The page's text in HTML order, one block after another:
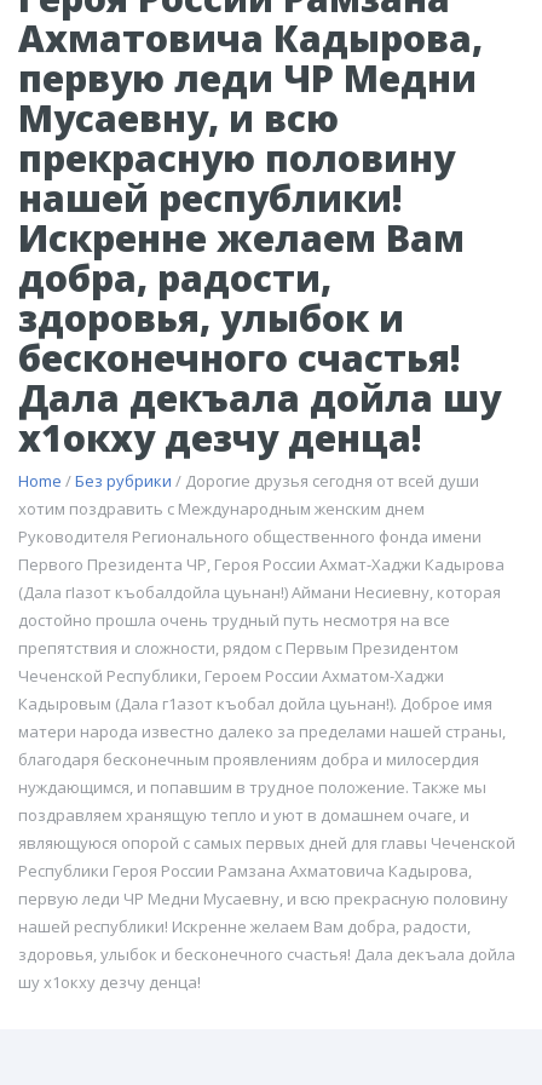
Ахматовича Кадырова,
первую леди ЧР Медни
Мусаевну, и всю
прекрасную половину
нашей республики!
Искренне желаем Вам
добра, радости,
здоровья, улыбок и
бесконечного счастья!
Дала декъала дойла шу
х1окху дезчу денца!
Home /Без рубрики / Дорогие друзья сегодня от всей души
хотим поздравить с Международным женским днем
Руководителя Регионального общественного фонда имени
Первого Президента ЧР, Героя России Ахмат-Хаджи Кадырова
(Дала гIазот къобалдойла цуьнан!) Аймани Несиевну, которая
достойно прошла очень трудный путь несмотря на все
препятствия и сложности, рядом с Первым Президентом
Чеченской Республики, Героем России Ахматом-Хаджи
Кадыровым (Дала г1азот къобал дойла цуьнан!). Доброе имя
матери народа известно далеко за пределами нашей страны,
благодаря бесконечным проявлениям добра и милосердия
нуждающимся, и попавшим в трудное положение. Также мы
поздравляем хранящую тепло и уют в домашнем очаге, и
являющуюся опорой с самых первых дней для главы Чеченской
Республики Героя России Рамзана Ахматовича Кадырова,
первую леди ЧР Медни Мусаевну, и всю прекрасную половину
нашей республики! Искренне желаем Вам добра, радости,
здоровья, улыбок и бесконечного счастья! Дала декъала дойла
шу х1окху дезчу денца!